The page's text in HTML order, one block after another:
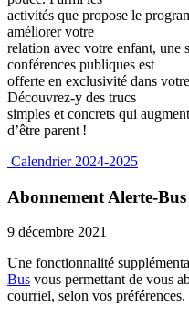
activités que propose le
améliorer votre
relation avec votre enfant, une
conférences publiques est
offerte en exclusivité dans
Découvrez-y des trucs
simples et concrets qui
d’être parent !
Calendrier 2024-2025
Abonnement Alerte-
9 décembre 2021
Une fonctionnalité
Bus vous permettant de vous
courriel, selon vos préférences.